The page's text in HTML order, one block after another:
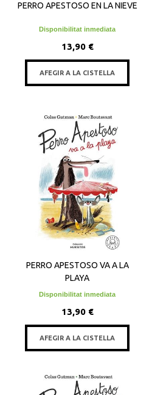
PERRO APESTOSO EN LA NIEVE
Disponibilitat inmediata
13,90 €
AFEGIR A LA CISTELLA
PERRO APESTOSO VA A LA
PLAYA
Disponibilitat inmediata
13,90 €
AFEGIR A LA CISTELLA